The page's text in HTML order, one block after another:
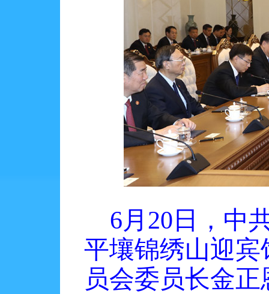
6月20日，中
平壤锦绣山迎
员会委员长金